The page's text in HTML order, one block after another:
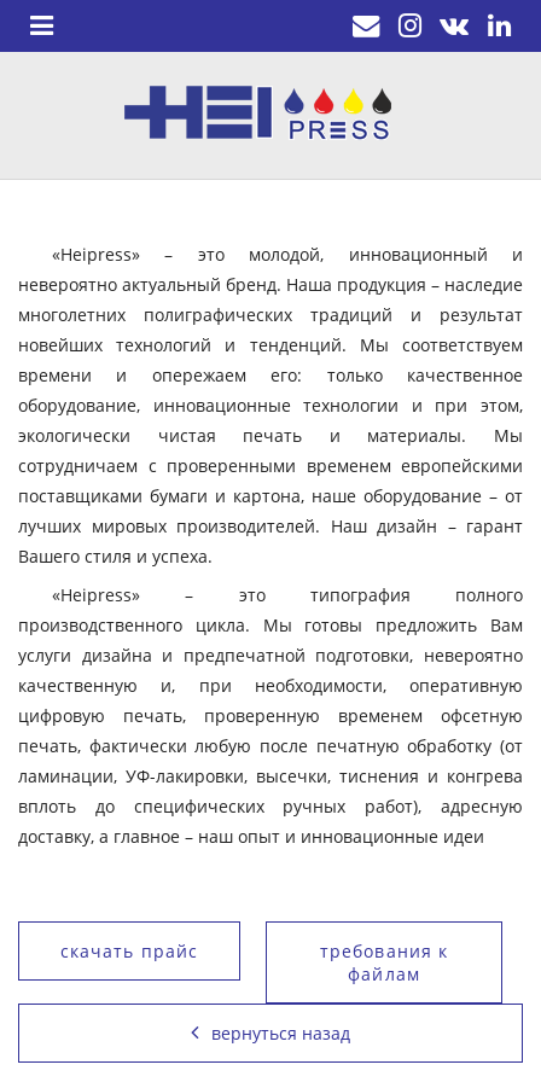
«Heipress» – это молодой, инновационный и
невероятно актуальный бренд. Наша продукция – наследие
многолетних полиграфических традиций и результат
новейших технологий и тенденций. Мы соответствуем
времени и опережаем его: только качественное
оборудование, инновационные технологии и при этом,
экологически чистая печать и материалы. Мы
сотрудничаем с проверенными временем европейскими
поставщиками бумаги и картона, наше оборудование – от
лучших мировых производителей. Наш дизайн – гарант
Вашего стиля и успеха.
«Heipress» – это типография полного
производственного цикла. Мы готовы предложить Вам
услуги дизайна и предпечатной подготовки, невероятно
качественную и, при необходимости, оперативную
цифровую печать, проверенную временем офсетную
печать, фактически любую после печатную обработку (от
ламинации, УФ-лакировки, высечки, тиснения и конгрева
вплоть до специфических ручных работ), адресную
доставку, а главное – наш опыт и инновационные идеи
скачать прайс
требования к
файлам
вернуться назад